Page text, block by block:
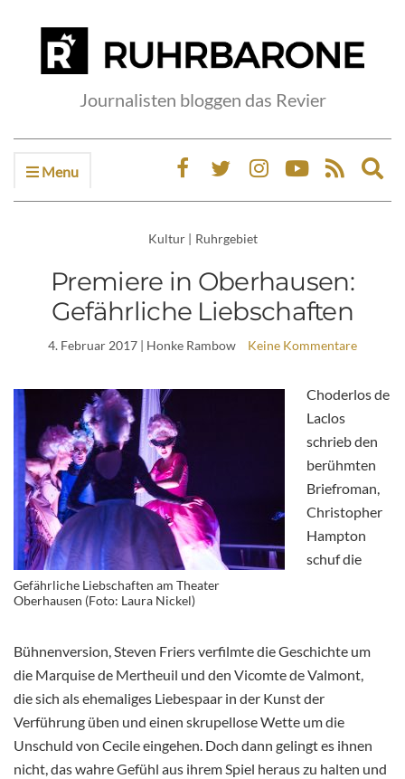
Journalisten bloggen das Revier
Menu
Kultur | Ruhrgebiet
Premiere in Oberhausen:
Gefährliche Liebschaften
4. Februar 2017 | Honke Rambow Keine Kommentare
Gefährliche Liebschaften am Theater
Oberhausen (Foto: Laura Nickel)
Choderlos de
Laclos
schrieb den
berühmten
Briefroman,
Christopher
Hampton
schuf die
Bühnenversion, Steven Friers verfilmte die Geschichte um
die Marquise de Mertheuil und den Vicomte de Valmont,
die sich als ehemaliges Liebespaar in der Kunst der
Verführung üben und einen skrupellose Wette um die
Unschuld von Cecile eingehen. Doch dann gelingt es ihnen
nicht, das wahre Gefühl aus ihrem Spiel heraus zu halten und